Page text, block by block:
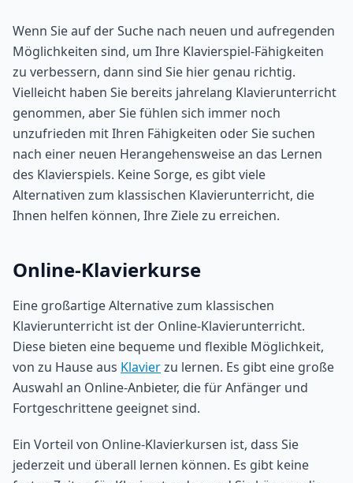
Wenn Sie auf der Suche nach neuen und aufregenden
Möglichkeiten sind, um Ihre Klavierspiel-Fähigkeiten
zu verbessern, dann sind Sie hier genau richtig.
Vielleicht haben Sie bereits jahrelang Klavierunterricht
genommen, aber Sie fühlen sich immer noch
unzufrieden mit Ihren Fähigkeiten oder Sie suchen
nach einer neuen Herangehensweise an das Lernen
des Klavierspiels. Keine Sorge, es gibt viele
Alternativen zum klassischen Klavierunterricht, die
Ihnen helfen können, Ihre Ziele zu erreichen.
Online-Klavierkurse
Eine großartige Alternative zum klassischen
Klavierunterricht ist der Online-Klavierunterricht.
Diese bieten eine bequeme und flexible Möglichkeit,
von zu Hause aus Klavierzu lernen. Es gibt eine große
Auswahl an Online-Anbieter, die für Anfänger und
Fortgeschrittene geeignet sind.
Ein Vorteil von Online-Klavierkursen ist, dass Sie
jederzeit und überall lernen können. Es gibt keine